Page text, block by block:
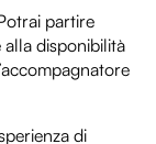
partire
alla disponibilità
di